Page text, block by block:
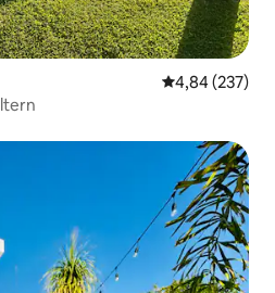
4,84 (237)